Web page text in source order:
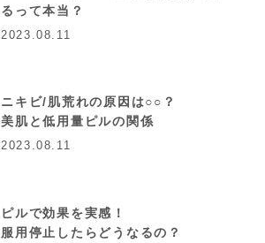
るって本当？
2023.08.11
ニキビ/肌荒れの原因は○○？
美肌と低用量ピルの関係
2023.08.11
ピルで効果を実感！
服用停止したらどうなるの？